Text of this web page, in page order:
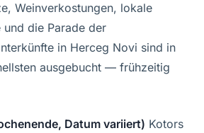
Weinverkostungen, lokale
und die Parade der
in Herceg Novi sind in
ausgebucht — frühzeitig
Datum variiert) Kotors